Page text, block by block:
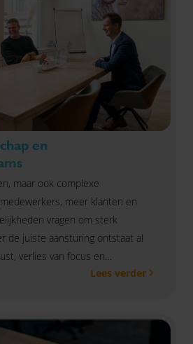
dat doen? Samen met jou. We
waar je nu staat en kijken
naar de toekomst. Samen
stappen: van diensten en
processen. We bekijken hoe je
en werkwijze slim kunt inrichten
We doen dit volledig op
druk, mét resultaat.
dat jouw strategie geen
écht tot leven komt.
en
maar ook complexe
meer klanten en
vragen om sterk
de juiste aansturing ontstaat al
verlies van focus en
Met ons leiderschapsprogramma
praktische tools die direct
Lees verder